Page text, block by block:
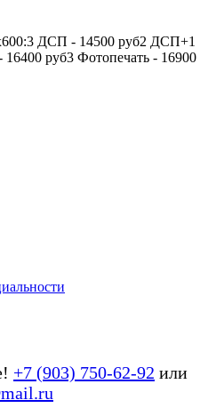
ДСП - 14500 руб2 ДСП+1
16400 руб3 Фотопечать - 16900
+7 (903) 750-62-92 или